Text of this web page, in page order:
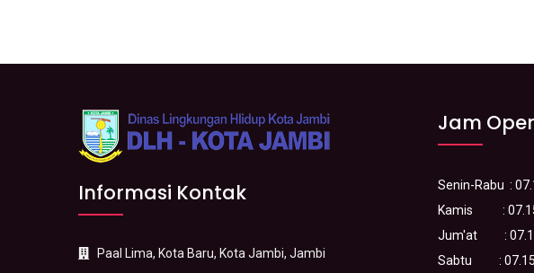
Informasi Kontak
Paal Lima, Kota Baru, Kota Jambi, Jambi
Jam
Senin-Rabu :
Kamis :
Jum'at :
Sabtu :